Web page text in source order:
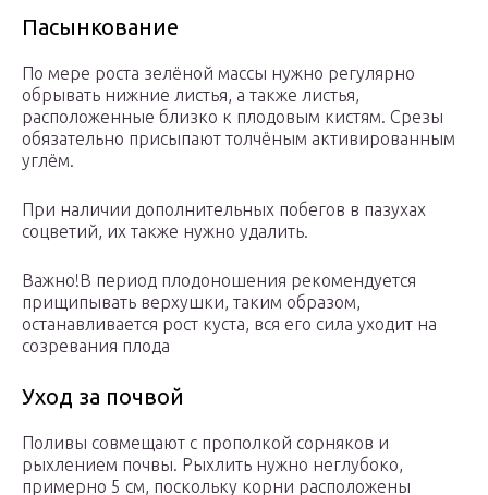
Пасынкование
По мере роста зелёной массы нужно регулярно
обрывать нижние листья, а также листья,
расположенные близко к плодовым кистям. Срезы
обязательно присыпают толчёным активированным
углём.
При наличии дополнительных побегов в пазухах
соцветий, их также нужно удалить.
Важно!В период плодоношения рекомендуется
прищипывать верхушки, таким образом,
останавливается рост куста, вся его сила уходит на
созревания плода
Уход за почвой
Поливы совмещают с прополкой сорняков и
рыхлением почвы. Рыхлить нужно неглубоко,
примерно 5 см, поскольку корни расположены